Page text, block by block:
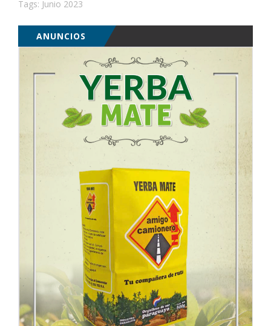
Tags: Junio 2023
ANUNCIOS